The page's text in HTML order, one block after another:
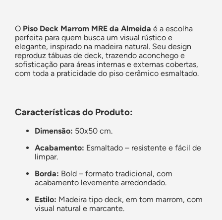
O Piso Deck Marrom MRE da Almeida é a escolha
perfeita para quem busca um visual rústico e
elegante, inspirado na madeira natural. Seu design
reproduz tábuas de deck, trazendo aconchego e
sofisticação para áreas internas e externas cobertas,
com toda a praticidade do piso cerâmico esmaltado.
Características do Produto:
Dimensão: 50x50 cm.
Acabamento: Esmaltado – resistente e fácil de
limpar.
Borda: Bold – formato tradicional, com
acabamento levemente arredondado.
Estilo: Madeira tipo deck, em tom marrom, com
visual natural e marcante.